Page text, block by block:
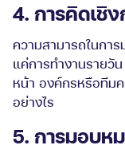
4. การคิดเชิ
ความสามารถในกา
แค่การทำงานรายวั
หน้า องค์กรหรือทีมค
อย่างไร
5. การมอบห